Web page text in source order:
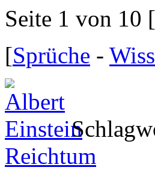
Seite 1 von 10 [
[Sprüche -
Reichtum